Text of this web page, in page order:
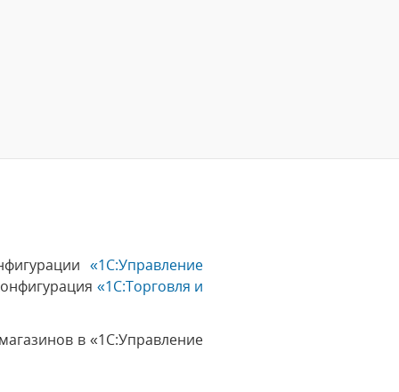
«1С:Управление
«1С:Торговля и
в «1С:Управление